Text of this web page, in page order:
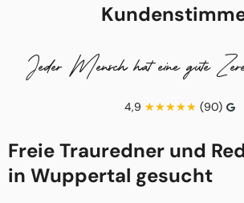
Jeder Mensch hat eine gute
4,9 (90)
Freie Trauredner und
in Wuppertal gesucht